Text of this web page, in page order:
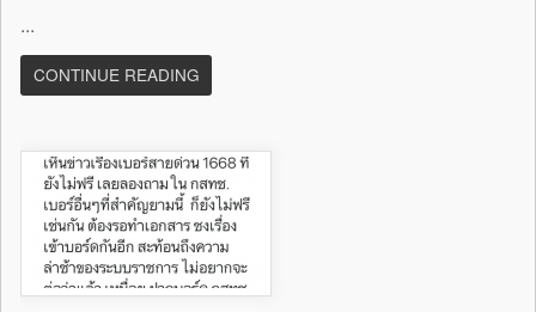
...
CONTINUE READING